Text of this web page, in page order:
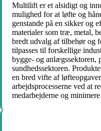
Multilift er et alsidigt og
mulighed for at løfte og
genstande på en sikker og
materialer som træ, metal,
bredt udvalg af tilbehør og
tilpasses til forskellige
bygge- og anlægssektoren,
sundhedssektoren.
en bred vifte af
arbejdsprocesserne ved at
medarbejderne og